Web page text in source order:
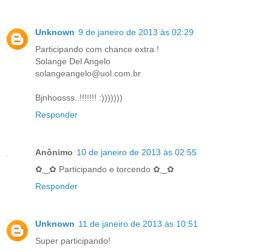
Unknown 9 de janeiro de 2013 às 02:29
Participando com chance extra !
Solange Del Angelo
solangeangelo@uol.com.br
Bjnhoosss..!!!!!!! :)))))))
Responder
Anônimo 10 de janeiro de 2013 às 02:55
✿‿✿ Participando e torcendo ✿‿✿
Responder
Unknown 11 de janeiro de 2013 às 10:51
Super participando!